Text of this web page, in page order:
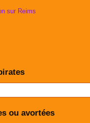
sur Reims
ou avortées